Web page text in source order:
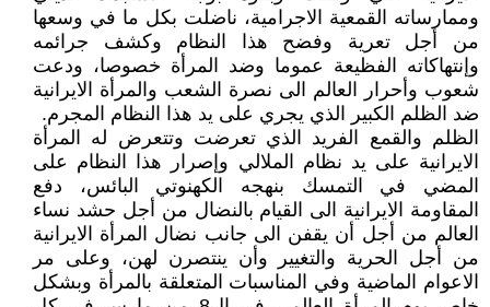
وممارساته القمعية الاجرامية، ناضلت بکل ما في وسعها
من أجل تعرية وفضح هذا النظام وکشف جرائمه
وإنتهاکاته الفظيعة عموما وضد المرأة خصوصا، ودعت
شعوب وأحرار العالم الى نصرة الشعب والمرأة الايرانية
ضد الظلم الکبير الذي يجري على يد هذا النظام المجرم.
الظلم والقمع الفريد الذي تعرضت وتتعرض له المرأة
الايرانية على يد نظام الملالي وإصرار هذا النظام على
المضي في التمسك بنهجه الکهنوتي البائس، دفع
المقاومة الايرانية الى القيام بالنضال من أجل حشد نساء
العالم من أجل أن يقفن الى جانب نضال المرأة الايرانية
من أجل الحرية والتغيير وأن ينتصرن لهن، وعلى مر
الاعوام الماضية وفي المناسبات المتعلقة بالمرأة وبشکل